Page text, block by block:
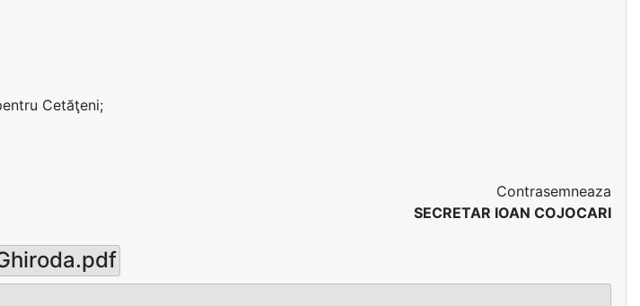
Cetăţeni;
Contrasemneaza
SECRETAR IOAN COJOCARI